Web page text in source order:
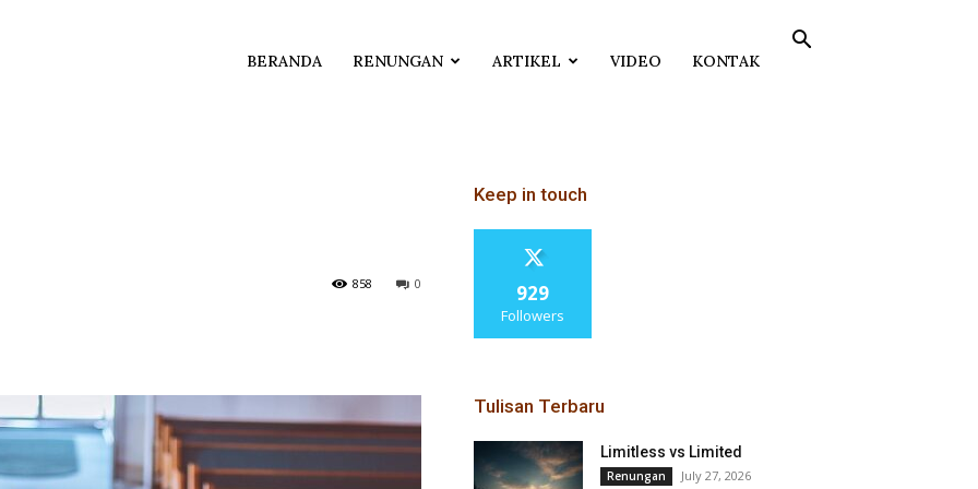
BERANDA RENUNGAN ARTIKEL VIDEO KONTAK
0
858
Keep in touch
929
Followers
Tulisan Terbaru
Limitless vs Limited
Renungan July 27, 2026